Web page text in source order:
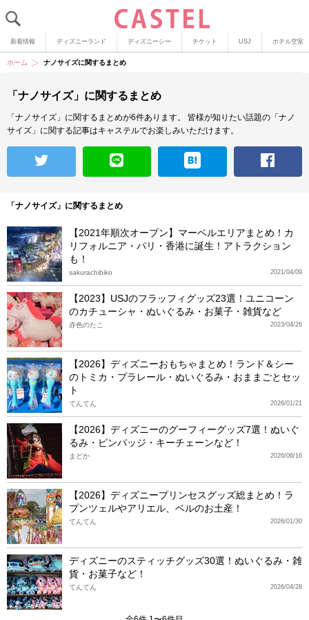
新着情報 ディズニーランド ディズニーシー チケット USJ ホテル空室
ホーム ナノサイズに関するまとめ
「ナノサイズ」に関するまとめ
「ナノサイズ」に関するまとめが6件あります。
皆様が知りたい話題の「ナノ
サイズ」に関する記事はキャステルでお楽しみいただけます。
「ナノサイズ」に関するまとめ
【2021年順次オープン】マーベルエリアまとめ！カ
リフォルニア・パリ・香港に誕生！アトラクション
も！
2021/04/09
sakurachibiko
【2023】USJのフラッフィグッズ23選！ユニコーン
のカチューシャ・ぬいぐるみ・お菓子・雑貨など
2023/04/26
赤色のたこ
【2026】ディズニーおもちゃまとめ！ランド＆シー
のトミカ・プラレール・ぬいぐるみ・おままごとセッ
ト
2026/01/21
てんてん
【2026】ディズニーのグーフィーグッズ7選！ぬいぐ
るみ・ピンバッジ・キーチェーンなど！
2026/06/16
まどか
【2026】ディズニープリンセスグッズ総まとめ！ラ
プンツェルやアリエル、ベルのお土産！
2026/01/30
てんてん
ディズニーのスティッチグッズ30選！ぬいぐるみ・雑
貨・お菓子など！
2026/04/28
てんてん